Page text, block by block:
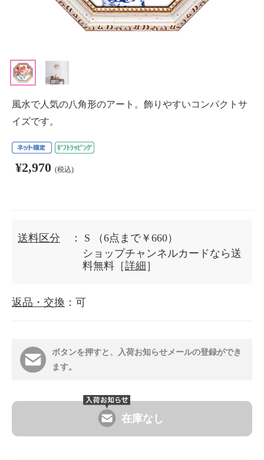
風水で人気の八角形のアート。飾りやすいコンパクトサ
イズです。
¥2,970 (税込)
送料区分 ： S
（6点まで￥660）
ショップチャンネルカードなら送
料無料［詳細 ］
返品・交換 ：可
ボタンを押すと、入荷お知らせメールの登録ができ
ます。
在庫なし